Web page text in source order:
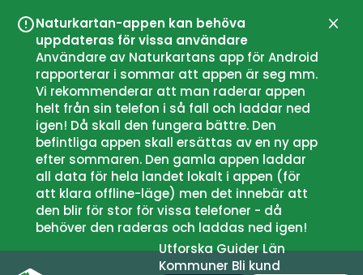
Naturkartan-appen kan behöva
uppdateras för vissa användare
Användare av Naturkartans app för Android
rapporterar i sommar att appen är seg mm.
Vi rekommenderar att man raderar appen
helt från sin telefon i så fall och laddar ned
igen! Då skall den fungera bättre. Den
befintliga appen skall ersättas av en ny app
efter sommaren. Den gamla appen laddar
all data för hela landet lokalt i appen (för
att klara offline-läge) men det innebär att
den blir för stor för vissa telefoner - då
behöver den raderas och laddas ned igen!
UtforskaGuiderLän
Kommuner Bli kund